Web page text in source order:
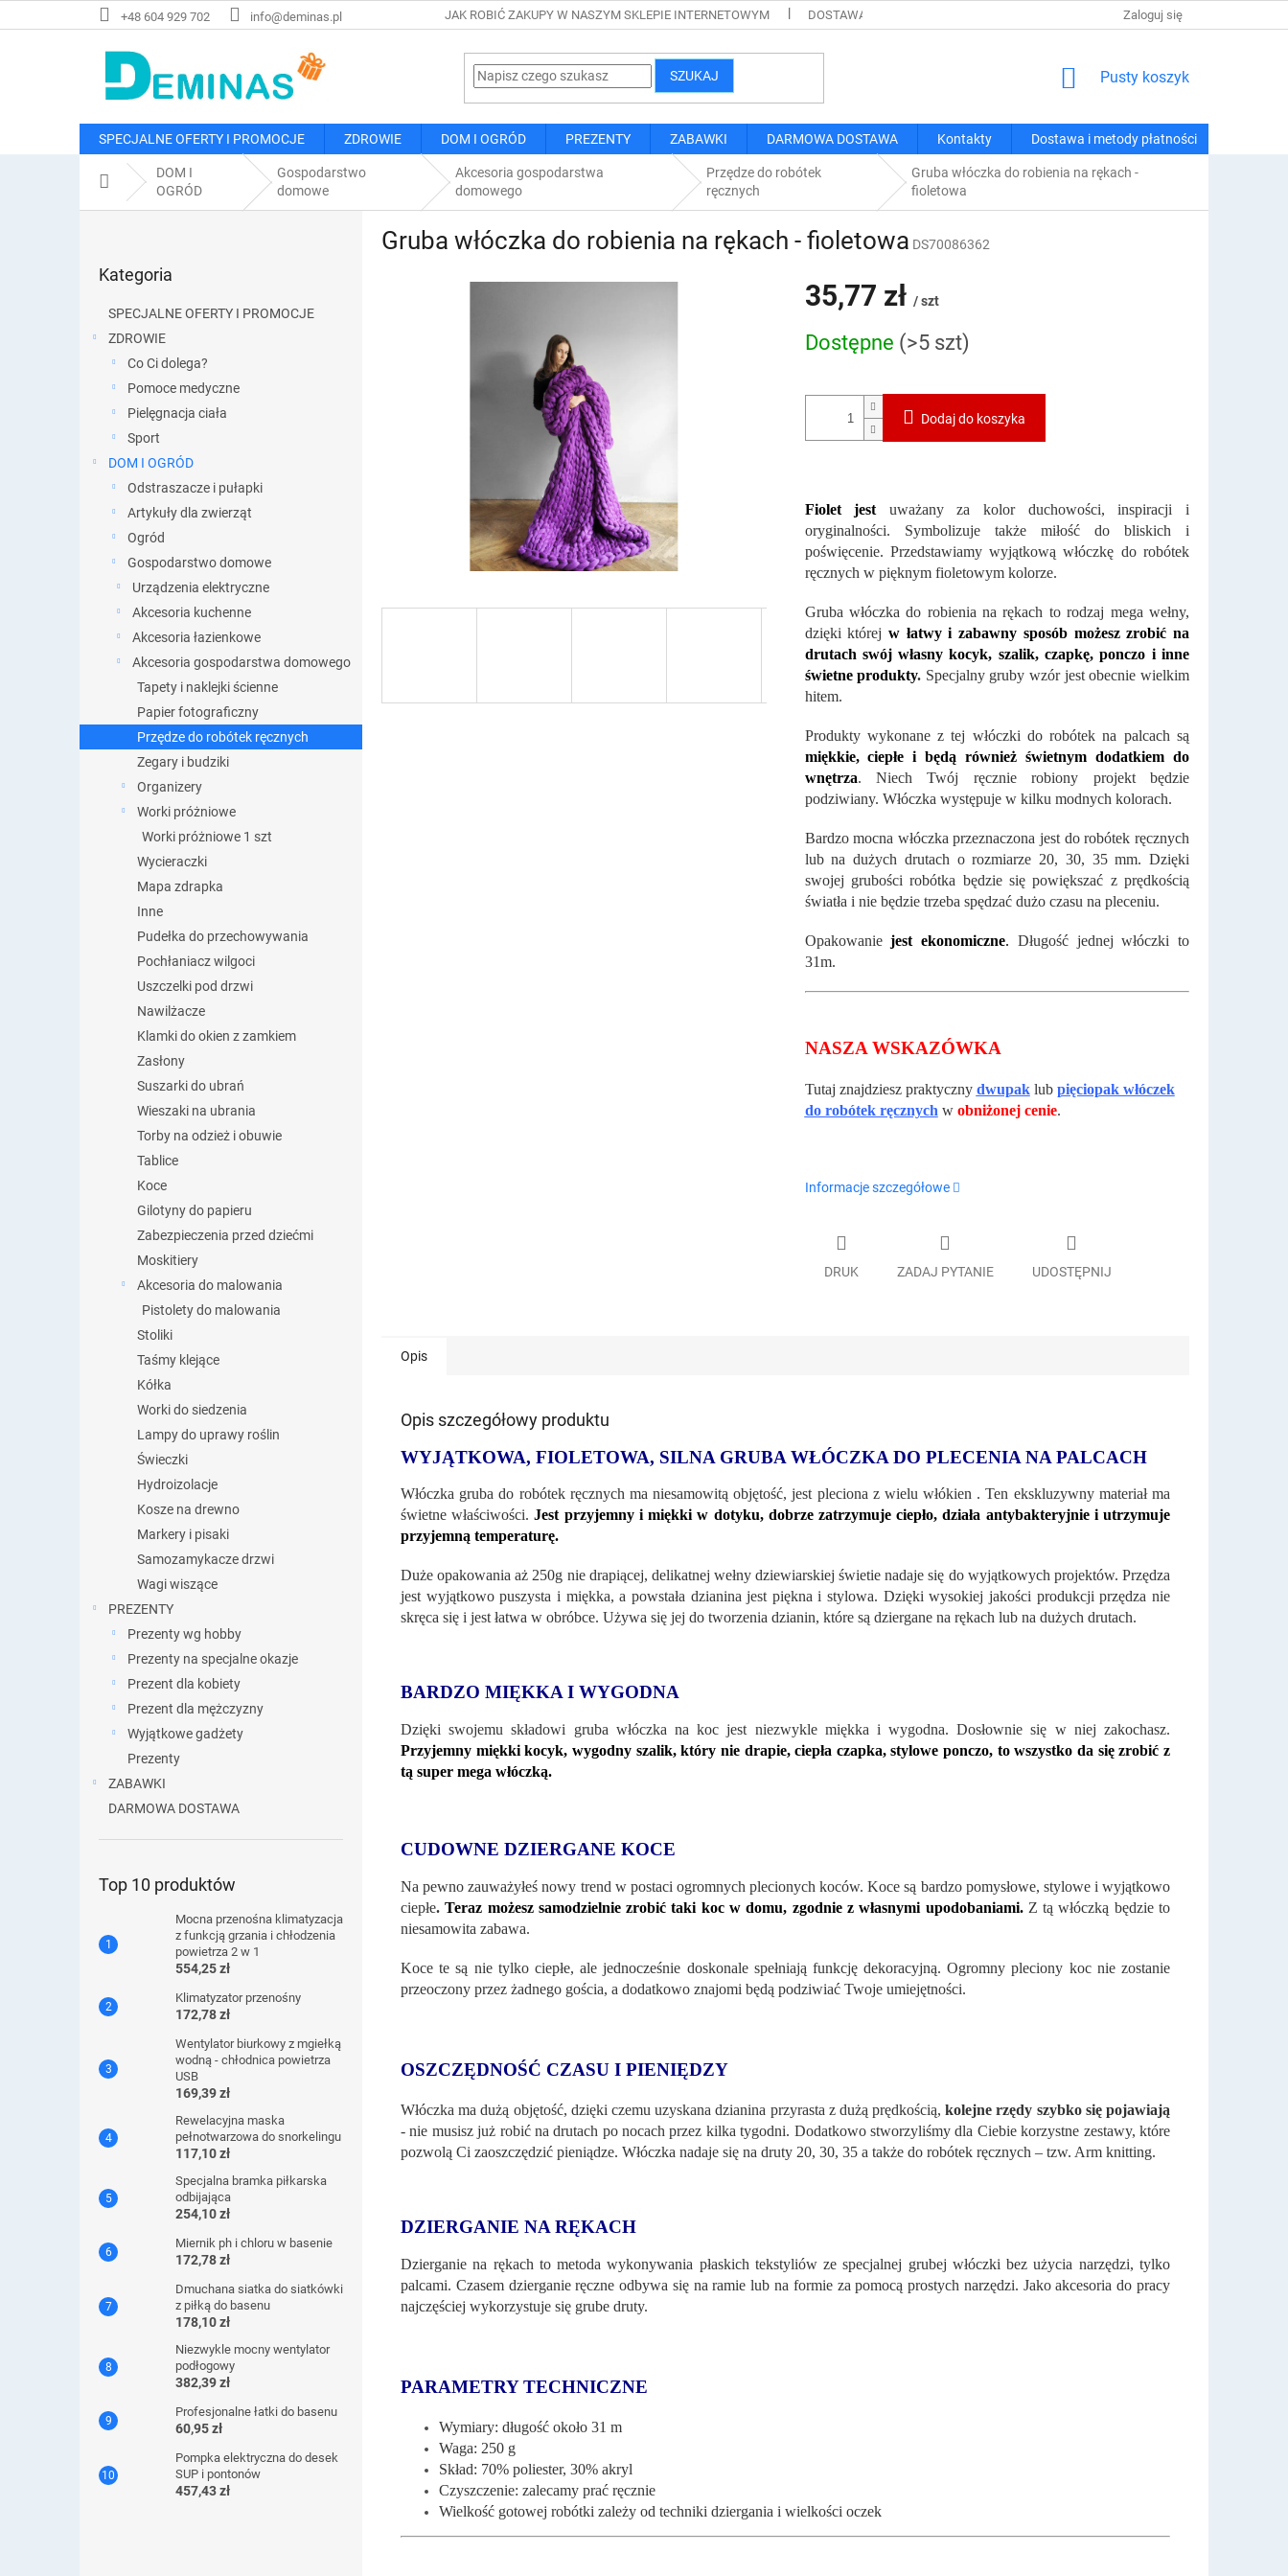
do
+48 604 929 702 info@deminas.pl JAK ROBIĆ ZAKUPY W NASZYM SKLEPIE INTERNETOWYM DOSTAWA I METODY PŁATNOŚCI REGULAMIN ZAKUPÓW
Zaloguj się
SZUKAJ KOSZYK
Pusty koszyk
SPECJALNE OFERTY I PROMOCJE ZDROWIE DOM I OGRÓD PREZENTY ZABAWKI DARMOWA DOSTAWA Kontakty Dostawa i metody płatności
Home
DOM I
OGRÓD
Gospodarstwo
domowe
Akcesoria gospodarstwa
domowego
Przędze do robótek
ręcznych
Gruba włóczka do robienia na rękach -
fioletowa
kategorie
Kategoria
SPECJALNE OFERTY I PROMOCJE
ZDROWIE
Co Ci dolega?
Pomoce medyczne
Pielęgnacja ciała
Sport
DOM I OGRÓD
Odstraszacze i pułapki
Artykuły dla zwierząt
Ogród
Gospodarstwo domowe
Urządzenia elektryczne
Akcesoria kuchenne
Akcesoria łazienkowe
Akcesoria gospodarstwa domowego
Tapety i naklejki ścienne
Papier fotograficzny
Przędze do robótek ręcznych
Zegary i budziki
Organizery
Worki próżniowe
Worki próżniowe 1 szt
Wycieraczki
Mapa zdrapka
Inne
Pudełka do przechowywania
Pochłaniacz wilgoci
Uszczelki pod drzwi
Nawilżacze
Klamki do okien z zamkiem
Zasłony
Suszarki do ubrań
Wieszaki na ubrania
Torby na odzież i obuwie
Tablice
Koce
Gilotyny do papieru
Zabezpieczenia przed dziećmi
Moskitiery
Akcesoria do malowania
Pistolety do malowania
Stoliki
Taśmy klejące
Kółka
Worki do siedzenia
Lampy do uprawy roślin
Świeczki
Hydroizolacje
Kosze na drewno
Markery i pisaki
Samozamykacze drzwi
Wagi wiszące
PREZENTY
Prezenty wg hobby
Prezenty na specjalne okazje
Prezent dla kobiety
Prezent dla mężczyzny
Wyjątkowe gadżety
Prezenty
ZABAWKI
DARMOWA DOSTAWA
Top 10 produktów
Mocna przenośna klimatyzacja
z funkcją grzania i chłodzenia
powietrza 2 w 1
554,25 zł
Klimatyzator przenośny
172,78 zł
Wentylator biurkowy z mgiełką
wodną - chłodnica powietrza
USB
169,39 zł
Rewelacyjna maska ​​
pełnotwarzowa do snorkelingu
117,10 zł
Specjalna bramka piłkarska
odbijająca
254,10 zł
Miernik ph i chloru w basenie
172,78 zł
Dmuchana siatka do siatkówki
z piłką do basenu
178,10 zł
Niezwykle mocny wentylator
podłogowy
382,39 zł
Profesjonalne łatki do basenu
60,95 zł
Pompka elektryczna do desek
SUP i pontonów
457,43 zł
Gruba włóczka do robienia na rękach - fioletowa DS70086362
35,77 zł / szt
jednostkowa:
Dostępne (>5 szt)
Dodaj do koszyka
Fiolet jest uważany za kolor duchowości, inspiracji i
oryginalności. Symbolizuje także miłość do bliskich i
poświęcenie. Przedstawiamy wyjątkową włóczkę do robótek
ręcznych w pięknym fioletowym kolorze.
Gruba włóczka do robienia na rękach to rodzaj mega wełny,
dzięki której w łatwy i zabawny sposób możesz zrobić na
drutach swój własny kocyk, szalik, czapkę, ponczo i inne
świetne produkty. Specjalny gruby wzór jest obecnie wielkim
hitem.
Produkty wykonane z tej włóczki do robótek na palcach są
miękkie, ciepłe i będą również świetnym dodatkiem do
wnętrza. Niech Twój ręcznie robiony projekt będzie
podziwiany. Włóczka występuje w kilku modnych kolorach.
Bardzo mocna włóczka przeznaczona jest do robótek ręcznych
lub na dużych drutach o rozmiarze 20, 30, 35 mm. Dzięki
swojej grubości robótka będzie się powiększać z prędkością
światła i nie będzie trzeba spędzać dużo czasu na pleceniu.
Opakowanie jest ekonomiczne. Długość jednej włóczki to
31m.
NASZA WSKAZÓWKA
Tutaj znajdziesz praktyczny dwupaklub pięciopak włóczek
do robótek ręcznychw obniżonej cenie.
Informacje szczegółowe
DRUK ZADAJ PYTANIE UDOSTĘPNIJ
Opis
Opis szczegółowy produktu
WYJĄTKOWA, FIOLETOWA, SILNA GRUBA WŁÓCZKA DO PLECENIA NA PALCACH
Włóczka gruba do robótek ręcznych ma niesamowitą objętość, jest pleciona z wielu włókien . Ten ekskluzywny materiał ma
świetne właściwości.Jest przyjemny i miękki w dotyku, dobrze zatrzymuje ciepło, działa antybakteryjnie i utrzymuje
przyjemną temperaturę.
Duże opakowania aż 250g nie drapiącej, delikatnej wełny dziewiarskiej świetie nadaje się do wyjątkowych projektów. Przędza
jest wyjątkowo puszysta i miękka, a powstała dzianina jest piękna i stylowa. Dzięki wysokiej jakości produkcji przędza nie
skręca się i jest łatwa w obróbce. Używa się jej do tworzenia dzianin, które są dziergane na rękach lub na dużych drutach.
BARDZO MIĘKKA I WYGODNA
Dzięki swojemu składowi gruba włóczka na koc jest niezwykle miękka i wygodna. Dosłownie się w niej zakochasz.
Przyjemny miękki kocyk, wygodny szalik, który nie drapie, ciepła czapka, stylowe ponczo, to wszystko da się zrobić z
tą super mega włóczką.
CUDOWNE DZIERGANE KOCE
Na pewno zauważyłeś nowy trend w postaci ogromnych plecionych koców. Koce są bardzo pomysłowe, stylowe i wyjątkowo
ciepłe.Teraz możesz samodzielnie zrobić taki koc w domu, zgodnie z własnymi upodobaniami. Z tą włóczką będzie to
niesamowita zabawa.
Koce te są nie tylko ciepłe, ale jednocześnie doskonale spełniają funkcję dekoracyjną. Ogromny pleciony koc nie zostanie
przeoczony przez żadnego gościa, a dodatkowo znajomi będą podziwiać Twoje umiejętności.
OSZCZĘDNOŚĆ CZASU I PIENIĘDZY
Włóczka ma dużą objętość, dzięki czemu uzyskana dzianina przyrasta z dużą prędkością,kolejne rzędy szybko się pojawiają
- nie musisz już robić na drutach po nocach przez kilka tygodni. Dodatkowo stworzyliśmy dla Ciebie korzystne zestawy, które
pozwolą Ci zaoszczędzić pieniądze. Włóczka nadaje się na druty 20, 30, 35 a także do robótek ręcznych – tzw. Arm knitting.
DZIERGANIE NA RĘKACH
Dzierganie na rękach to metoda wykonywania płaskich tekstyliów ze specjalnej grubej włóczki bez użycia narzędzi, tylko
palcami. Czasem dzierganie ręczne odbywa się na ramie lub na formie za pomocą prostych narzędzi. Jako akcesoria do pracy
najczęściej wykorzystuje się grube druty.
PARAMETRY TECHNICZNE
Wymiary: długość około 31 m
Waga: 250 g
Skład: 70% poliester, 30% akryl
Czyszczenie: zalecamy prać ręcznie
Wielkość gotowej robótki zależy od techniki dziergania i wielkości oczek